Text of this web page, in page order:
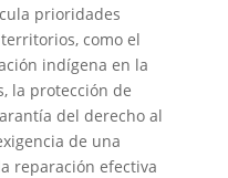
prioridades
como el
indígena en la
la protección de
del derecho al
de una
reparación efectiva